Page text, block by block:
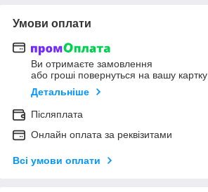
Умови оплати
Ви отримаєте замовлення
або гроші повернуться на вашу картку
Детальніше
Післяплата
Онлайн оплата за реквізитами
Всі умови оплати